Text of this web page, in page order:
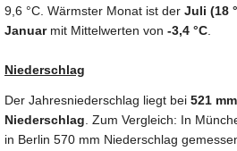
9,6 °C. Wärmster Monat ist der Juli (18
Januarmit Mittelwerten von -3,4 °C
Niederschlag
Der Jahresniederschlag liegt bei 521 mm
Niederschlag . Zum Vergleich: In
in Berlin 570 mm Niederschlag